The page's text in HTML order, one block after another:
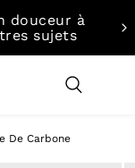
douceur à
sujets
De Carbone